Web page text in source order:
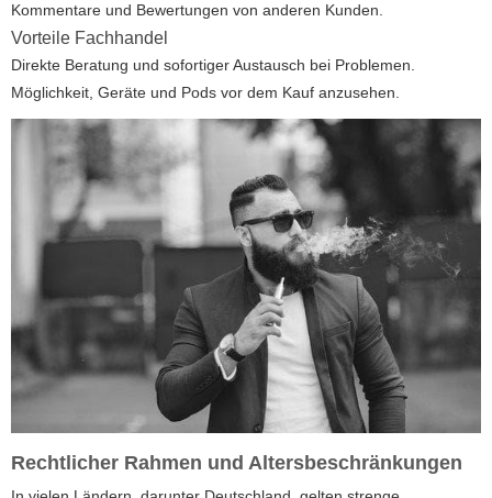
Kommentare und Bewertungen von anderen Kunden.
Vorteile Fachhandel
Direkte Beratung und sofortiger Austausch bei Problemen.
Möglichkeit, Geräte und Pods vor dem Kauf anzusehen.
Rechtlicher Rahmen und Altersbeschränkungen